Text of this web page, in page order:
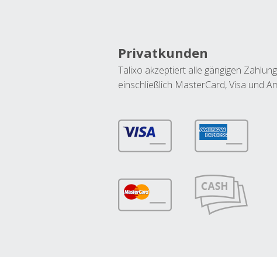
Privatkunden
Talixo akzeptiert alle gängigen
einschließlich MasterCard, Visa und